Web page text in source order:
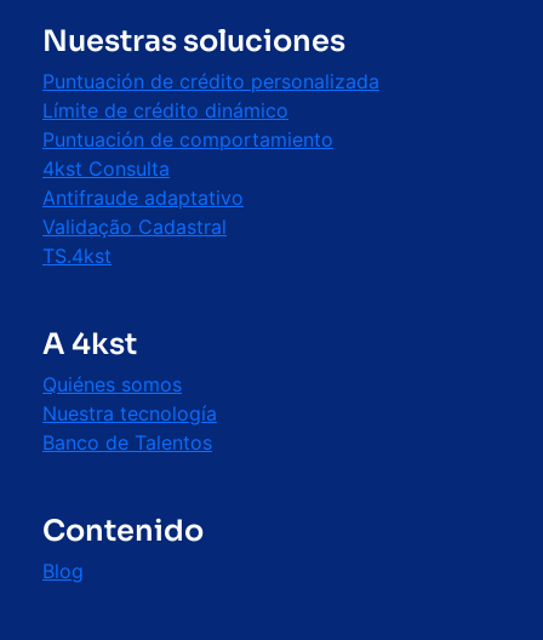
A 4kst
Quiénes somos
Nuestra tecnología
Banco de Talentos
Nuestras soluciones
Puntuación de crédito personalizada
Límite de crédito dinámico
Puntuación de comportamiento
4kst Consulta
Antifraude adaptativo
Validação Cadastral
TS.4kst
Contenido
Blog